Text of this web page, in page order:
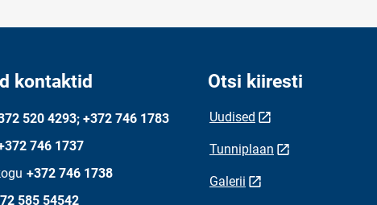
kontaktid
520 4293; +372 746 1783
746 1737
+372 746 1738
585 54542
Otsi kiiresti
Uudised
Tunniplaan
Galerii